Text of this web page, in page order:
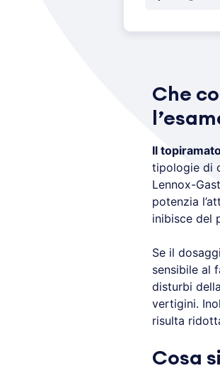
Che
Il
tipologie di
Lennox-
potenzia
inibisce del
Se il
sensibile al
disturbi
vertigini.
risulta
Cosa